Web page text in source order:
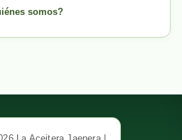
somos?